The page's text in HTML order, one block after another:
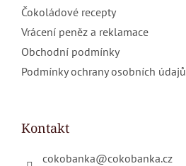
Čokoládové recepty
Vrácení peněz a reklamace
Obchodní podmínky
Podmínky ochrany osobních údajů
Kontakt
cokobanka@cokobanka.cz